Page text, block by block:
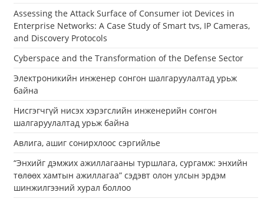
Assessing the Attack Surface of Consumer iot Devices in
Enterprise Networks: A Case Study of Smart tvs, IP Cameras,
and Discovery Protocols
Cyberspace and the Transformation of the Defense Sector
Электроникийн инженер сонгон шалгаруулалтад урьж
байна
Нисгэгчгүй нисэх хэрэгслийн инженерийн сонгон
шалгаруулалтад урьж байна
Авлига, ашиг сонирхлоос сэргийлье
“Энхийг дэмжих ажиллагааны туршлага, сургамж: энхийн
төлөөх хамтын ажиллагаа” сэдэвт олон улсын эрдэм
шинжилгээний хурал боллоо